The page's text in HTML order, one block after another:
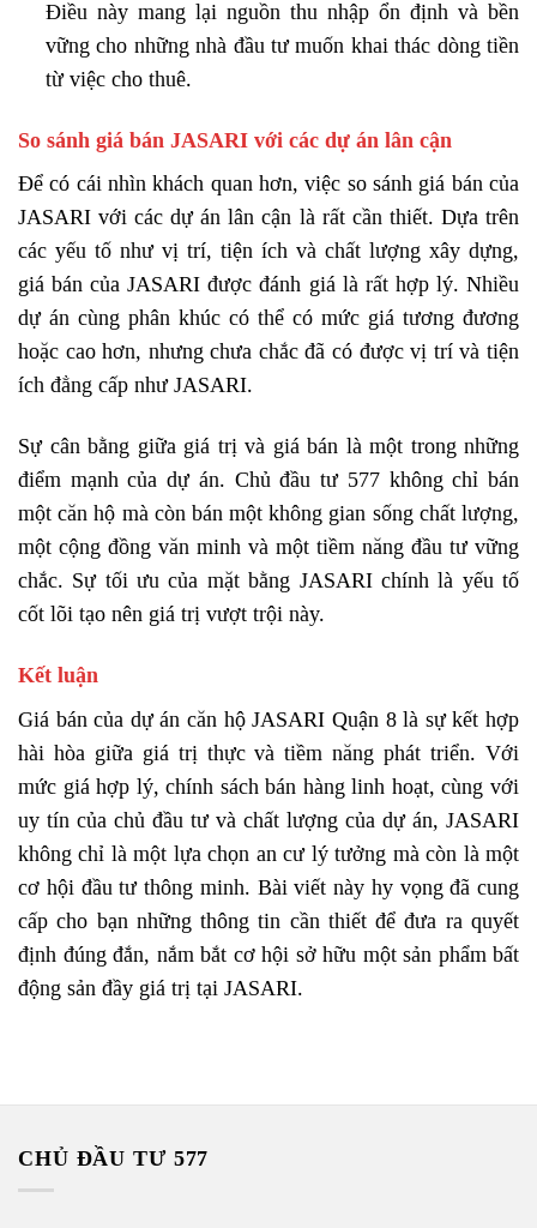
Điều này mang lại nguồn thu nhập ổn định và bền
vững cho những nhà đầu tư muốn khai thác dòng tiền
từ việc cho thuê.
So sánh giá bán JASARI với các dự án lân cận
Để có cái nhìn khách quan hơn, việc so sánh giá bán của
JASARI với các dự án lân cận là rất cần thiết. Dựa trên
các yếu tố như vị trí, tiện ích và chất lượng xây dựng,
giá bán của JASARI được đánh giá là rất hợp lý. Nhiều
dự án cùng phân khúc có thể có mức giá tương đương
hoặc cao hơn, nhưng chưa chắc đã có được vị trí và tiện
ích đẳng cấp như JASARI.
Sự cân bằng giữa giá trị và giá bán là một trong những
điểm mạnh của dự án. Chủ đầu tư 577 không chỉ bán
một căn hộ mà còn bán một không gian sống chất lượng,
một cộng đồng văn minh và một tiềm năng đầu tư vững
chắc. Sự tối ưu của mặt bằng JASARIchính là yếu tố
cốt lõi tạo nên giá trị vượt trội này.
Kết luận
Giá bán của dự án căn hộ JASARI Quận 8 là sự kết hợp
hài hòa giữa giá trị thực và tiềm năng phát triển. Với
mức giá hợp lý, chính sách bán hàng linh hoạt, cùng với
uy tín của chủ đầu tư và chất lượng của dự án, JASARI
không chỉ là một lựa chọn an cư lý tưởng mà còn là một
cơ hội đầu tư thông minh. Bài viết này hy vọng đã cung
cấp cho bạn những thông tin cần thiết để đưa ra quyết
định đúng đắn, nắm bắt cơ hội sở hữu một sản phẩm bất
động sản đầy giá trị tại JASARI.
CHỦ ĐẦU TƯ 577